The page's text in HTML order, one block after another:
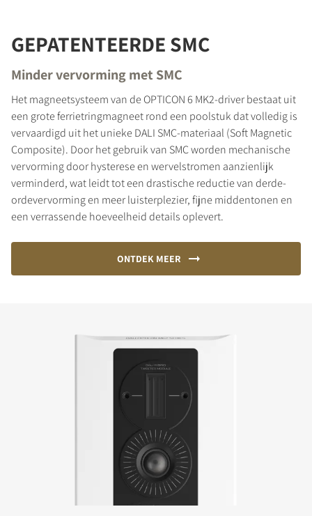
GEPATENTEERDE SMC
Minder vervorming met SMC
Het magneetsysteem van de OPTICON 6 MK2-driver bestaat uit
een grote ferrietringmagneet rond een poolstuk dat volledig is
vervaardigd uit het unieke DALI SMC-materiaal (Soft Magnetic
Composite). Door het gebruik van SMC worden mechanische
vervorming door hysterese en wervelstromen aanzienlijk
verminderd, wat leidt tot een drastische reductie van derde-
ordevervorming en meer luisterplezier, fijne middentonen en
een verrassende hoeveelheid details oplevert.
ONTDEK MEER